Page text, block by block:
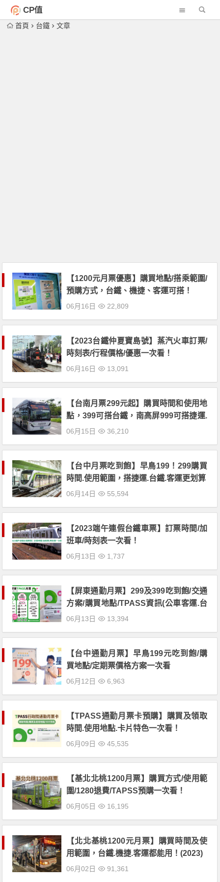
CP值
首頁 台鐵 文章
【1200元月票優惠】購買地點/搭乘範圍/
預購方式，台鐵、機捷、客運可搭！
06月16日 22,809
【2023台鐵仲夏寶島號】蒸汽火車訂票/
時刻表/行程價格/優惠一次看！
06月16日 13,091
【台南月票299元起】購買時間和使用地
點，399可搭台鐵，南高屏999可搭捷運.
客運！(2023)
06月15日 36,210
【台中月票吃到飽】早鳥199！299購買
時間.使用範圍，搭捷運.台鐵.客運更划算
06月14日 55,594
【2023端午連假台鐵車票】訂票時間/加
班車/時刻表一次看！
06月13日 1,737
【屏東通勤月票】299及399吃到飽/交通
方案/購買地點/TPASS資訊(公車客運.台
鐵適用)
06月13日 13,394
【台中通勤月票】早鳥199元吃到飽/購
買地點/定期票價格方案一次看
06月12日 6,963
【TPASS通勤月票卡預購】購買及領取
時間.使用地點.卡片特色一次看！
06月09日 45,535
【基北北桃1200月票】購買方式/使用範
圍/1280退費/TAPSS預購一次看！
06月05日 16,195
【北北基桃1200元月票】購買時間及使
用範圍，台鐵.機捷.客運都能用！(2023)
06月02日 91,361